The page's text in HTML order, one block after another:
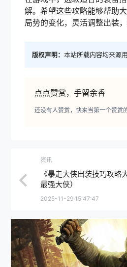
解。希望这些攻略能够帮助
局势的变化，灵活调整出装
版权声明： 本站所载内容均来源
点点赞赏，手留余香
还没有人赞赏，快来当第一个赞赏
资讯
《暴走大侠出装技巧攻
最强大侠）
2025-11-29 15:47:47